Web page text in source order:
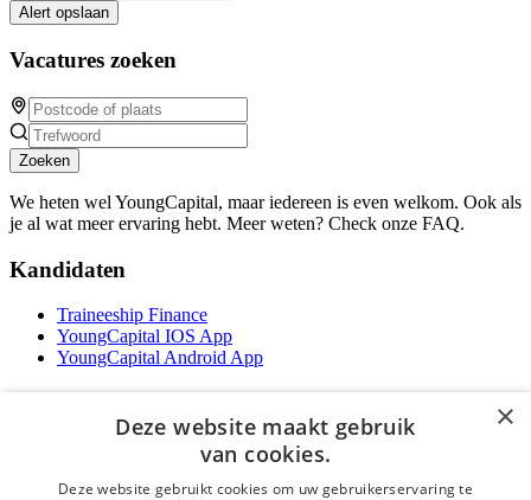
Alert opslaan
Vacatures zoeken
Zoeken
We heten wel YoungCapital, maar iedereen is even welkom. Ook als
je al wat meer ervaring hebt. Meer weten? Check onze FAQ.
Kandidaten
Traineeship Finance
YoungCapital IOS App
YoungCapital Android App
Contractvormen
×
Deze website maakt gebruik
van cookies.
Deze website gebruikt cookies om uw gebruikerservaring te